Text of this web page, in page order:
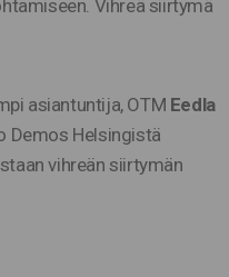
Vihreä siirtymä
asiantuntija, OTM Eedla
Demos Helsingistä
vihreän siirtymän